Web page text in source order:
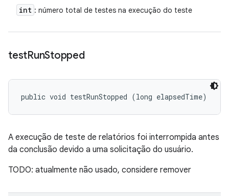
int : número total de testes na execução do teste
testRunStopped
public void testRunStopped (long elapsedTime)
A execução de teste de relatórios foi interrompida antes
da conclusão devido a uma solicitação do usuário.
TODO: atualmente não usado, considere remover